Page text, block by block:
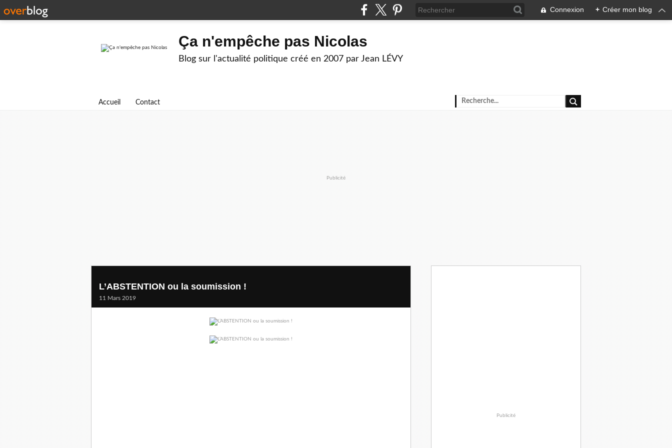
Connexion + Créer mon blog
Ça n'empêche pas Nicolas
Blog sur l'actualité politique créé en 2007 par Jean LÉVY
Accueil Contact
Publicité
L’ABSTENTION ou la soumission !
11 Mars 2019
Publicité